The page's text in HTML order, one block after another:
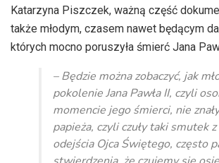
Katarzyna Piszczek, ważną część
także młodym, czasem nawet będącym
których mocno poruszyła śmierć Jana
– Będzie można zobaczyć, jak
pokolenie Jana Pawła II, czyli
momencie jego śmierci, nie
papieża, czyli czuły taki smutek
odejścia Ojca Świętego, często